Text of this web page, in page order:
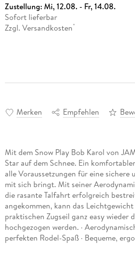
Zustellung:Mi, 12.08. - Fr, 14.08.
Sofort lieferbar
Zzgl. Versandkosten *
Merken Empfehlen
Mit dem Snow Play Bob Karol von
Star auf dem Schnee. Ein
alle Voraussetzungen für eine sichere
mit sich bringt. Mit seiner
die rasante Talfahrt erfolgreich
angekommen, kann das
praktischen Zugseil ganz easy wieder
hochgezogen werden. ·
perfekten Rodel-Spaß · Bequeme,